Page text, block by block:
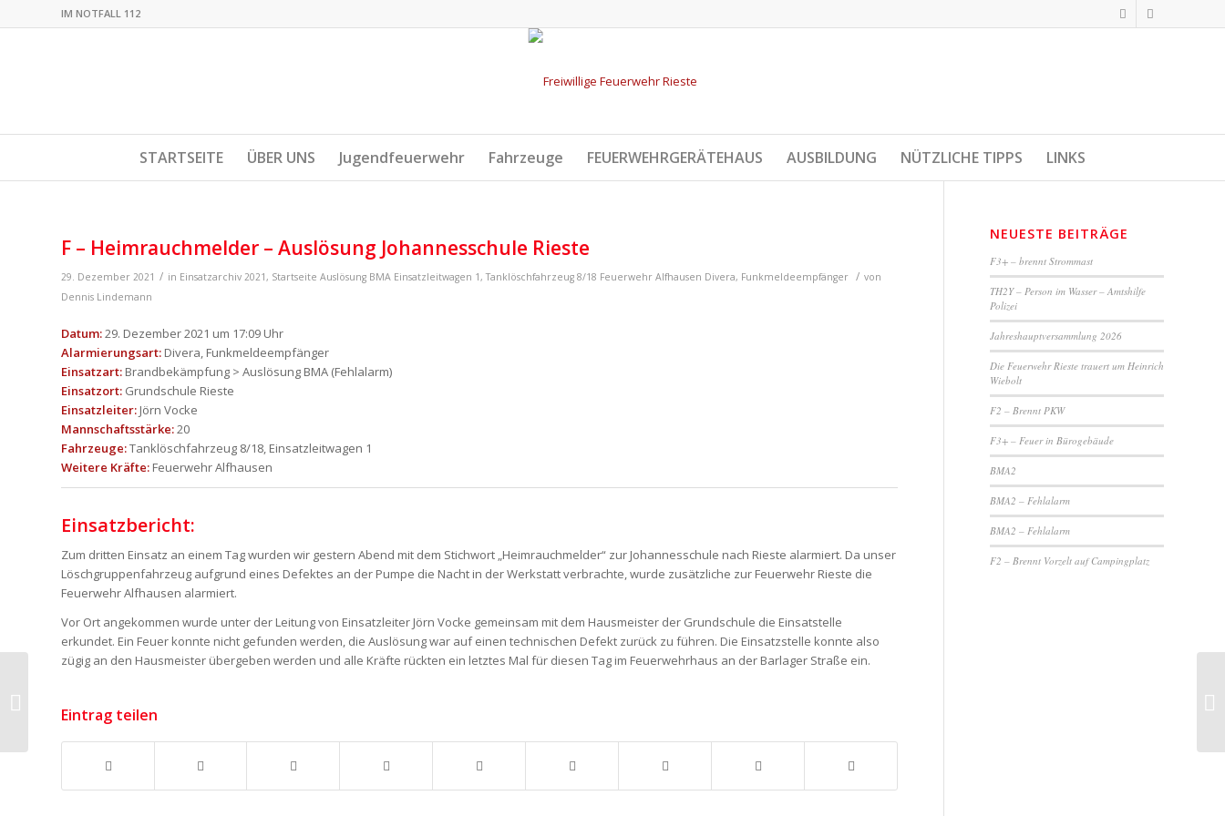
IM NOTFALL 112
STARTSEITE ÜBER UNS Jugendfeuerwehr Fahrzeuge FEUERWEHRGERÄTEHAUS AUSBILDUNG NÜTZLICHE TIPPS LINKS
F – Heimrauchmelder – Auslösung Johannesschule Rieste
29. Dezember 2021 / in Einsatzarchiv 2021, Startseite Auslösung BMA Einsatzleitwagen 1,Tanklöschfahrzeug 8/18 Feuerwehr Alfhausen Divera, Funkmeldeempfänger / von
Dennis Lindemann
Datum:29. Dezember 2021 um 17:09 Uhr
Alarmierungsart: Divera, Funkmeldeempfänger
Einsatzart: Brandbekämpfung > Auslösung BMA (Fehlalarm)
Einsatzort: Grundschule Rieste
Einsatzleiter: Jörn Vocke
Mannschaftsstärke:20
Fahrzeuge:Tanklöschfahrzeug 8/18, Einsatzleitwagen 1
Weitere Kräfte: Feuerwehr Alfhausen
Einsatzbericht:
Zum dritten Einsatz an einem Tag wurden wir gestern Abend mit dem Stichwort „Heimrauchmelder“ zur Johannesschule nach Rieste alarmiert. Da unser
Löschgruppenfahrzeug aufgrund eines Defektes an der Pumpe die Nacht in der Werkstatt verbrachte, wurde zusätzliche zur Feuerwehr Rieste die
Feuerwehr Alfhausen alarmiert.
Vor Ort angekommen wurde unter der Leitung von Einsatzleiter Jörn Vocke gemeinsam mit dem Hausmeister der Grundschule die Einsatstelle
erkundet. Ein Feuer konnte nicht gefunden werden, die Auslösung war auf einen technischen Defekt zurück zu führen. Die Einsatzstelle konnte also
zügig an den Hausmeister übergeben werden und alle Kräfte rückten ein letztes Mal für diesen Tag im Feuerwehrhaus an der Barlager Straße ein.
Eintrag teilen
NEUESTE BEITRÄGE
F3+ – brennt Strommast
TH2Y – Person im Wasser – Amtshilfe
Polizei
Jahreshauptversammlung 2026
Die Feuerwehr Rieste trauert um Heinrich
Wiebolt
F2 – Brennt PKW
F3+ – Feuer in Bürogebäude
BMA2
BMA2 – Fehlalarm
BMA2 – Fehlalarm
F2 – Brennt Vorzelt auf Campingplatz